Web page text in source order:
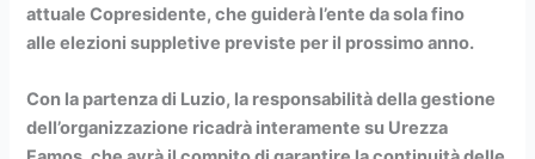
attualeCopresidente, che guiderà l’ente da sola fino
alleelezioni suppletive previste per il prossimo anno.
Con la partenza di Luzio, la responsabilità della gestione
dell’organizzazione ricadrà interamente su Urezza